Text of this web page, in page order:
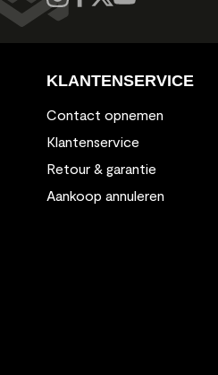
KLANTENSERVICE
Contact opnemen
Klantenservice
Retour & garantie
Aankoop annuleren